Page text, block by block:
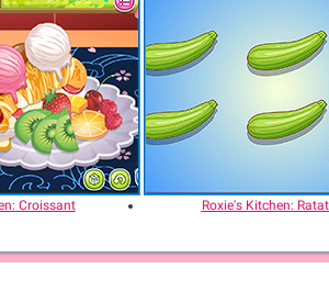
Croissant Roxie's Kitchen: